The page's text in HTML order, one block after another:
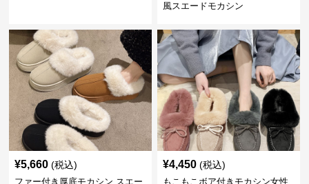
風スエードモカシン
¥5,660 (税込)
ファー付き厚底モカシン スエー
¥4,450 (税込)
もこもこボア付きモカシン女性